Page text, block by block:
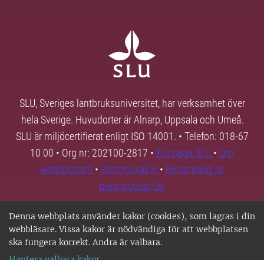
Denna webbplats använder kakor (cookies), som lagras i din
webbläsare. Vissa kakor är nödvändiga för att webbplatsen
ska fungera korrekt. Andra är valbara.
SLU, Sveriges lantbruksuniversitet, har verksamhet över
hela Sverige. Huvudorter är Alnarp, Uppsala och Umeå.
SLU är miljöcertifierat enligt ISO 14001. • Telefon: 018-67
10 00 • Org nr: 202100-2817 • Kontakta SLU • Om
webbplatsen • Hantera kakor • Behandling av
personuppgifter